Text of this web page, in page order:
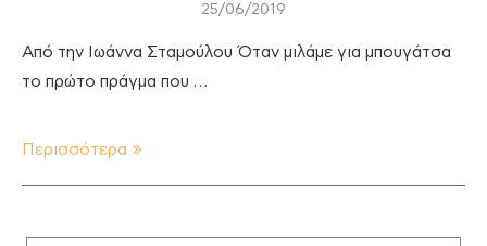
25/06/2019
Από την Ιωάννα Σταμούλου Όταν μιλάμε για μπουγάτσα
το πρώτο πράγμα που …
Περισσότερα